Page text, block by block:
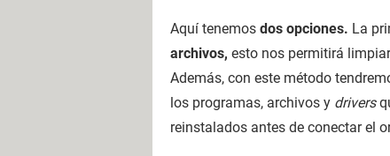
Aquí tenemos dos opciones. La
archivos, esto nos permitirá
Además, con este método
los programas, archivos y drivers
reinstalados antes de conectar el